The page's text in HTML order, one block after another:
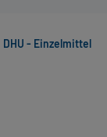
DHU - Einzelmittel